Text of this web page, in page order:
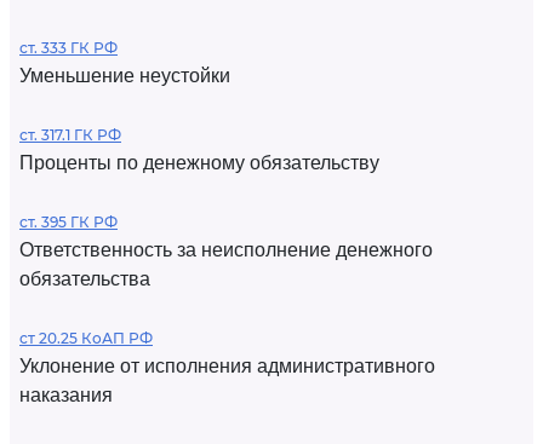
ст. 333 ГК РФ
Уменьшение неустойки
ст. 317.1 ГК РФ
Проценты по денежному обязательству
ст. 395 ГК РФ
Ответственность за неисполнение денежного
обязательства
ст 20.25 КоАП РФ
Уклонение от исполнения административного
наказания